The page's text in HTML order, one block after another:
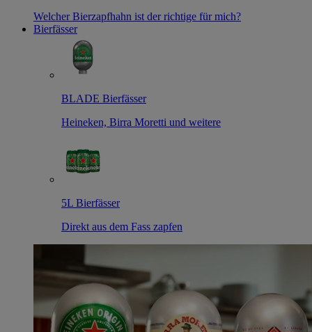
Welcher Bierzapfhahn ist der richtige für mich?
Bierfässer
BLADE Bierfässer
Heineken, Birra Moretti und weitere
5L Bierfässer
Direkt aus dem Fass zapfen